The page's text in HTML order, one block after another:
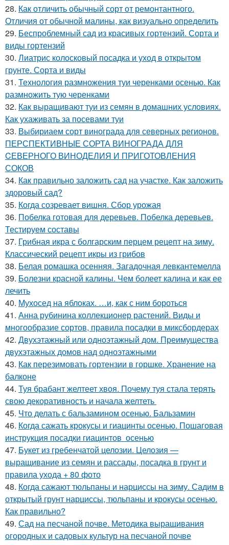
28. Как отличить обычный сорт от ремонтантного.
Отличия от обычной малины, как визуально определить
29. Беспроблемный сад из красивых гортензий. Сорта и
виды гортензий
30. Лиатрис колосковый посадка и уход в открытом
грунте. Сорта и виды
31. Технология размножения туи черенками осенью. Как
размножить тую черенками
32. Как выращивают туи из семян в домашних условиях.
Как ухаживать за посевами туи
33. Выбириаем сорт винограда для северных регионов.
ПЕРСПЕКТИВНЫЕ СОРТА ВИНОГРАДА ДЛЯ
CЕВЕРНОГО ВИНОДЕЛИЯ И ПРИГОТОВЛЕНИЯ
СОКОВ
34. Как правильно заложить сад на участке. Как заложить
здоровый сад?
35. Когда созревает вишня. Сбор урожая
36. Побелка готовая для деревьев. Побелка деревьев.
Тестируем составы
37. Грибная икра с болгарским перцем рецепт на зиму.
Классический рецепт икры из грибов
38. Белая ромашка осенняя. Загадочная левкантемелла
39. Болезни красной калины. Чем болеет калина и как ее
лечить
40. Мухосед на яблоках. …и, как с ним бороться
41. Анна рубинина коллекционер растений. Виды и
многообразие сортов, правила посадки в миксбордерах
42. Двухэтажный или одноэтажный дом. Преимущества
двухэтажных домов над одноэтажными
43. Как перезимовать гортензии в горшке. Хранение на
балконе
44. Туя брабант желтеет хвоя. Почему туя стала терять
свою декоративность и начала желтеть
45. Что делать с бальзамином осенью. Бальзамин
46. Когда сажать крокусы и гиацинты осенью. Пошаговая
инструкция посадки гиацинтов осенью
47. Букет из гребенчатой целозии. Целозия —
выращивание из семян и рассады, посадка в грунт и
правила ухода + 80 фото
48. Когда сажают тюльпаны и нарциссы на зиму. Садим в
открытый грунт нарциссы, тюльпаны и крокусы осенью.
Как правильно?
49. Сад на песчаной почве. Методика выращивания
огородных и садовых культур на песчаной почве